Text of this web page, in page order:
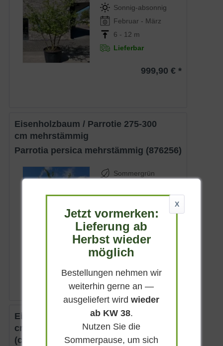
Sonnig-absonnig
Februar - März
6 - 12 m
Lieferbar
999,90 € *
Eisenholzbaum / Parrotie 275-300
cm mehrstämmig
Parrotia persica mehrstämmig (876256)
Sommergrün
Februar - März
6 - 12 m
Lieferbar
Eisenholzbaum / Parrotie 275-300
cm mehrstämmig
(charakteristisch)
X
Jetzt vormerken:
Lieferung ab
Herbst wieder
möglich
Bestellungen nehmen wir
weiterhin gerne an —
ausgeliefert wirdwieder
ab KW 38.
Nutzen Sie die
Sommerpause, um sich